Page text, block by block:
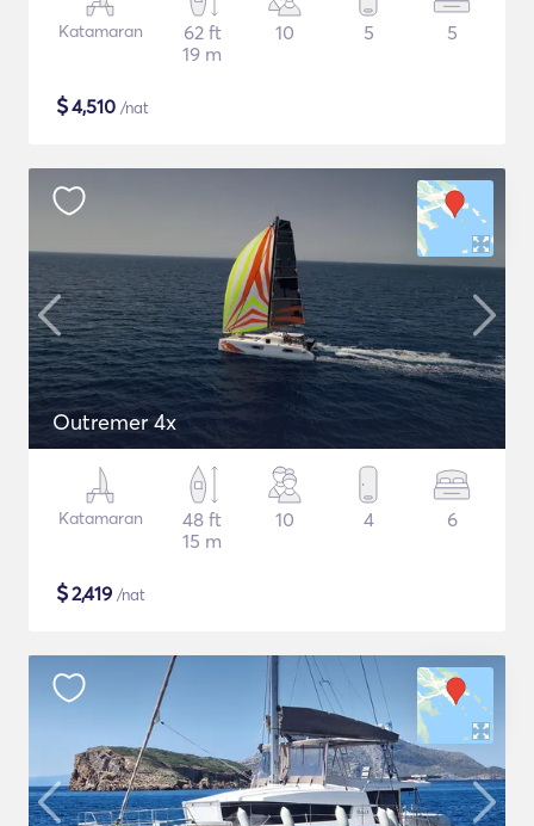
Katamaran
62 ft
19 m
10 5 5
$4,510 /nat
Outremer 4x
Katamaran
48 ft
15 m
10 4 6
$2,419 /nat